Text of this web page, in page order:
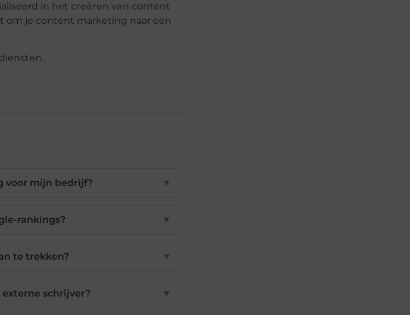
in het creëren van content
om je content marketing naar een
voor mijn bedrijf? ▼
rankings? ▼
te trekken? ▼
schrijver? ▼